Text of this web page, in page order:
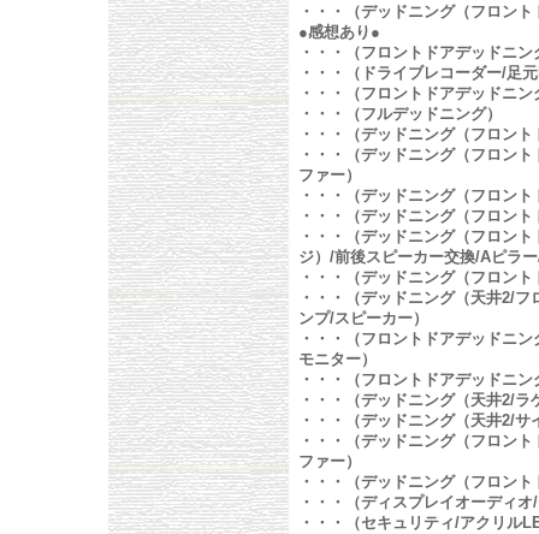
・・・（デッドニング（フロン
●感想あり●
・・・（フロントドアデッドニ
・・・（ドライブレコーダー/足
・・・（フロントドアデッドニ
・・・（フルデッドニング）
・・・（デッドニング（フロント
・・・（デッドニング（フロン
ファー）
・・・（デッドニング（フロン
・・・（デッドニング（フロン
・・・（デッドニング（フロン
ジ）/前後スピーカー交換/Aピラ
・・・（デッドニング（フロント
・・・（デッドニング（天井2/
ンプ/スピーカー）
・・・（フロントドアデッドニ
モニター）
・・・（フロントドアデッドニ
・・・（デッドニング（天井2/ラ
・・・（デッドニング（天井2/
・・・（デッドニング（フロン
ファー）
・・・（デッドニング（フロン
・・・（ディスプレイオーディ
・・・（セキュリティ/アクリル